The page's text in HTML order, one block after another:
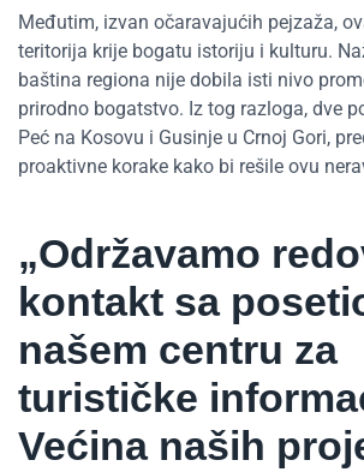
Međutim, izvan očaravajućih pejzaža,
teritorija krije bogatu istoriju i kulturu.
baština regiona nije dobila isti nivo
prirodno bogatstvo. Iz tog razloga, dve
Peć na Kosovu i Gusinje u Crnoj Gori,
proaktivne korake kako bi rešile ovu
„Održavamo
kontakt sa
našem centru za
turističke
Većina naših